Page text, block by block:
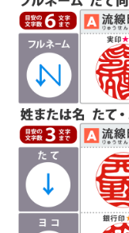
す
好まれています。定評
に収めます。
Ｄ篆書体（て
実
は
す
す
行
は